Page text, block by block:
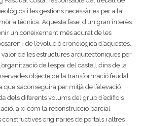
i les gestions necessàries per a la
tècnica. Aquesta fase, d’un gran interès
un coneixement més acurat de les
i de l’evolució cronològica d’aquestes.
de les estructures arquitectòniques per
de l’espai del castell dins de la
objecte de la transformació feudal
s’aconseguirà per mitjà de l’elevació
dels diferents volums del grup d’edificis
així com la reconstrucció parcial
originaries de portals i altres